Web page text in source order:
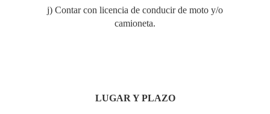
j) Contar con licencia de conducir de moto y/o
camioneta.
LUGAR Y PLAZO